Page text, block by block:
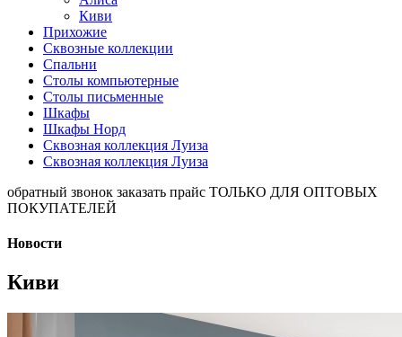
Киви
Прихожие
Сквозные коллекции
Спальни
Столы компьютерные
Столы письменные
Шкафы
Шкафы Норд
Сквозная коллекция Луиза
Сквозная коллекция Луиза
обратный звонок заказать прайс ТОЛЬКО ДЛЯ ОПТОВЫХ
ПОКУПАТЕЛЕЙ
Новости
Киви